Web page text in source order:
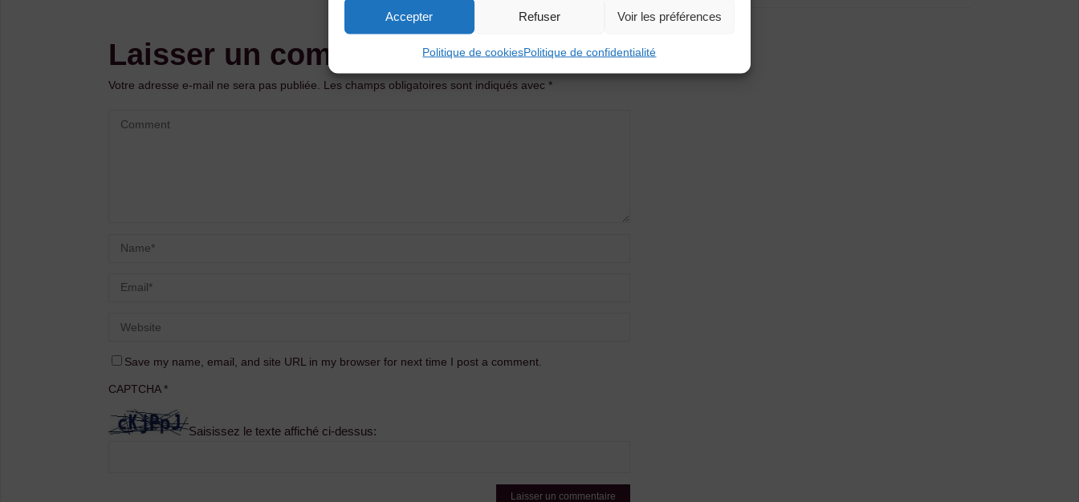
Accepter Refuser Voir les préférences
Politique de cookiesPolitique de confidentialité
Laisser un commentaire
Votre adresse e-mail ne sera pas publiée. Les champs obligatoires sont indiqués avec*
Save my name, email, and site URL in my browser for next time I post a comment.
CAPTCHA*
Saisissez le texte affiché ci-dessus: